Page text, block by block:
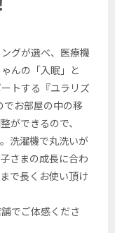
グが選べ、医療機
んの「入眠」と
トする『ユラリズ
でお部屋の中の移
ができるので、
洗濯機で丸洗いが
さまの成長に合わ
で長くお使い頂け
でご体感くださ